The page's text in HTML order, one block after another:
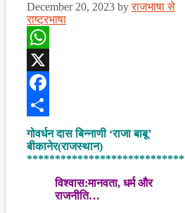
December 20, 2023 byराजभाषा से
राष्ट्रभाषा
WhatsApp
X
Facebook
Share
गोवर्धन दास बिन्नाणी ‘राजा बाबू’
बीकानेर(राजस्थान)
विश्वास:मानवता, धर्म और
राजनीति…